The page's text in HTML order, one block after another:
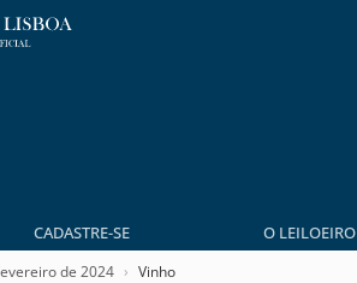
CADASTRE-SE O LEILOEIRO
de 2024 Vinho